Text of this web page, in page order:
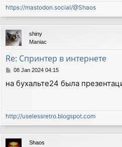
https://mastodon.social/@Shaos
shiny
Maniac
Re: Спринтер в интернете
P
s
08 Jan 2024 04:15
на бухальте24 была
http://uselessretro.blogspot.com
Shaos